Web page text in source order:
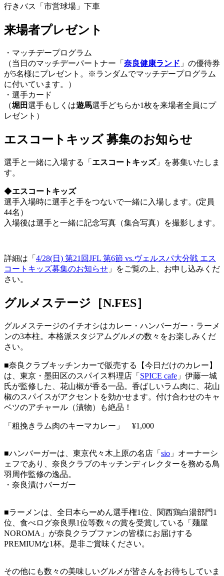
行きバス「市営球場」下車
来場者プレゼント
・マッチデープログラム
ㅤ（当日のマッチデーパートナー「 奈良健康ランド 」の優待券
が5名様にプレゼント。※ランダムでマッチデープログラム
に付いています。）
・選手カード
ㅤ（堀田選手もしくは遊馬選手どちらか1枚を来場者全員にプ
レゼント）
エスコートキッズ 募集のお知らせ
選手と一緒に入場する「 エスコートキッズ」を募集いたしま
す。
◆エスコートキッズ
選手入場時に選手と手をつないで一緒に入場します。(定員
44名）
入場後は選手と一緒に記念写真（集合写真）を撮影します。
詳細は「 4/28(日) 第21回JFL 第6節 vs.ヴェルスパ大分戦 エス
コートキッズ募集のお知らせ 」をご覧の上、お申し込みくだ
さい。
グルメステージ［N.FES］
グルメステージのイチオシはカレー・ハンバーガー・ラーメ
ンの3本柱。本格派スタジアムグルメの数々をお楽しみくだ
さい。
■奈良クラブキッチンカーで販売する【今日だけのカレー】
は、東京・墨田区のスパイス料理店「 SPICE cafe 」伊藤一城
氏が監修した、花山椒が香る一品。香ばしいラム肉に、花山
椒のスパイスがアクセントを効かせます。付け合わせのキャ
ベツのアチャール（漬物）も絶品！
「粗挽きラム肉のキーマカレー」 ¥1,000
■ハンバーガーは、東京代々木上原の名店「 sio 」オーナーシ
ェフであり、奈良クラブのキッチンディレクターを務める鳥
羽周作監修の逸品。
・奈良漬けバーガー
■ラーメンは、全日本らーめん選手権1位、関西鶏白湯部門1
位、食べログ奈良県1位等数々の賞を受賞している「麺屋
NOROMA」が奈良クラブファンの皆様にお届けする
PREMIUMな1杯。是非ご賞味ください。
その他にも数々の美味しいグルメが皆さんをお待ちしていま